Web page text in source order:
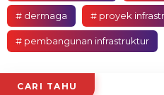
# dermaga # proyek
# pembangunan infrastruktur
CARI TAHU